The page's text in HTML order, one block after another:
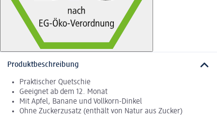
Produktbeschreibung
Praktischer Quetschie
Geeignet ab dem 12. Monat
Mit Apfel, Banane und Vollkorn-Dinkel
Ohne Zuckerzusatz (enthält von Natur aus Zucker)